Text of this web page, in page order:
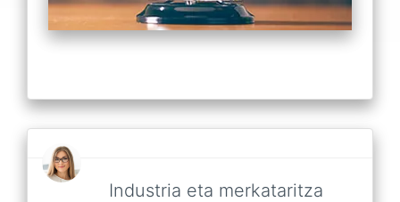
Industria eta merkataritza